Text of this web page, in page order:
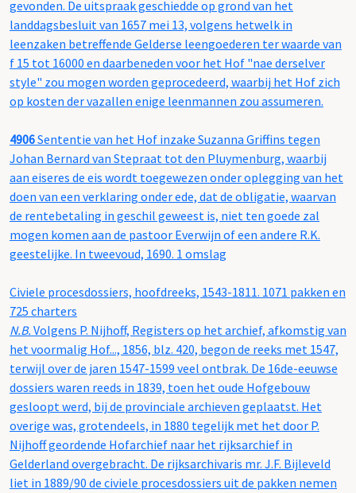
gevonden. De uitspraak geschiedde op grond van het
landdagsbesluit van 1657 mei 13, volgens hetwelk in
leenzaken betreffende Gelderse leengoederen ter waarde van
f 15 tot 16000 en daarbeneden voor het Hof "nae derselver
style" zou mogen worden geprocedeerd, waarbij het Hof zich
op kosten der vazallen enige leenmannen zou assumeren.
4906Sententie van het Hof inzake Suzanna Griffins tegen
Johan Bernard van Stepraat tot den Pluymenburg, waarbij
aan eiseres de eis wordt toegewezen onder oplegging van het
doen van een verklaring onder ede, dat de obligatie, waarvan
de rentebetaling in geschil geweest is, niet ten goede zal
mogen komen aan de pastoor Everwijn of een andere R.K.
geestelijke. In tweevoud, 1690. 1 omslag
Civiele procesdossiers, hoofdreeks, 1543-1811. 1071 pakken en
725 charters
N.B. Volgens P. Nijhoff, Registers op het archief, afkomstig van
het voormalig Hof..., 1856, blz. 420, begon de reeks met 1547,
terwijl over de jaren 1547-1599 veel ontbrak. De 16de-eeuwse
dossiers waren reeds in 1839, toen het oude Hofgebouw
gesloopt werd, bij de provinciale archieven geplaatst. Het
overige was, grotendeels, in 1880 tegelijk met het door P.
Nijhoff geordende Hofarchief naar het rijksarchief in
Gelderland overgebracht. De rijksarchivaris mr. J.F. Bijleveld
liet in 1889/90 de civiele procesdossiers uit de pakken nemen